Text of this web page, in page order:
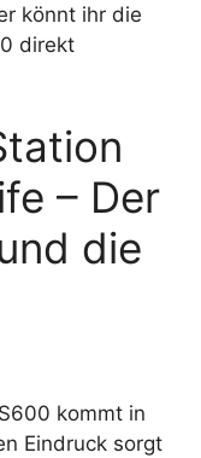
könnt ihr die
direkt
– Der
die
kommt in
Eindruck sorgt